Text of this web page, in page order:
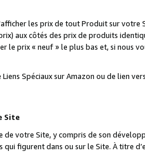
les prix de tout Produit sur
aux côtés des prix de produits
le prix « neuf » le plus bas et, si nous
Spéciaux sur Amazon ou de lien
Site
de votre Site, y compris de son
qui figurent dans ou sur le Site. À titre